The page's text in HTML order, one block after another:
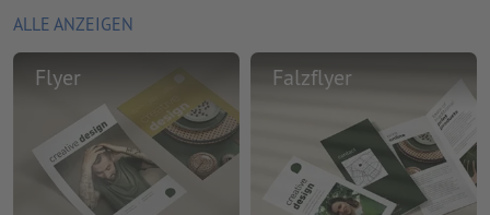
ALLE ANZEIGEN
Flyer Falzflyer